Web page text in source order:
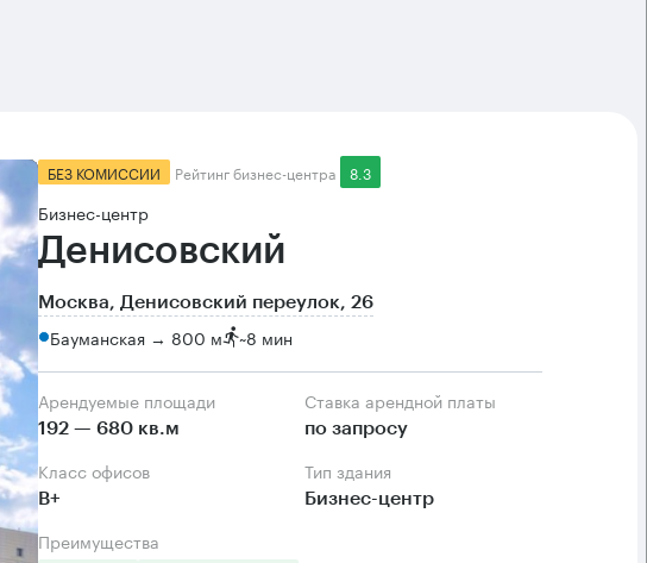
БЕЗ КОМИССИИ Рейтинг бизнес-центра 8.3
Бизнес-центр
Денисовский
Москва, Денисовский переулок, 26
Бауманская → 800 м ~8 мин
Арендуемые площади
192 — 680 кв.м
Ставка арендной платы
по запросу
Класс офисов
B+
Тип здания
Бизнес-центр
Преимущества